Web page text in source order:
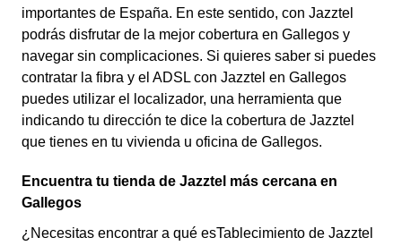
importantes de España. En este sentido, con Jazztel
podrás disfrutar de la mejor cobertura en Gallegos y
navegar sin complicaciones. Si quieres saber si puedes
contratar la fibra y el ADSL con Jazztel en Gallegos
puedes utilizar el localizador, una herramienta que
indicando tu dirección te dice la cobertura de Jazztel
que tienes en tu vivienda u oficina de Gallegos.
Encuentra tu tienda de Jazztel más cercana en
Gallegos
¿Necesitas encontrar a qué esTablecimiento de Jazztel